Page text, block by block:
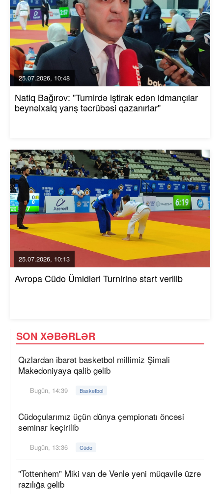
25.07.2026, 10:48
Natiq Bağırov: "Turnirdə iştirak edən idmançılar
beynəlxalq yarış təcrübəsi qazanırlar"
25.07.2026, 10:13
Avropa Cüdo Ümidləri Turnirinə start verilib
SON XƏBƏRLƏR
Qızlardan ibarət basketbol millimiz Şimali
Makedoniyaya qalib gəlib
Bugün, 14:39 Basketbol
Cüdoçularımız üçün dünya çempionatı öncəsi
seminar keçirilib
Bugün, 13:36 Cüdo
"Tottenhem" Miki van de Venlə yeni müqavilə üzrə
razılığa gəlib